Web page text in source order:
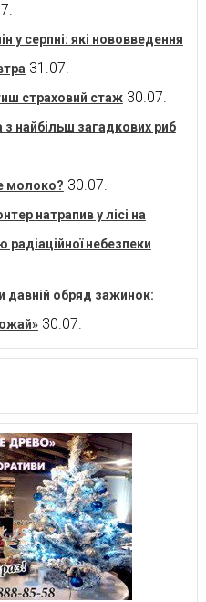
у серпні: які нововведення
31.07.
страховий стаж 30.07.
найбільш загадкових риб
молоко? 30.07.
натрапив у лісі на
радіаційної небезпеки
давній обряд зажинок:
30.07.